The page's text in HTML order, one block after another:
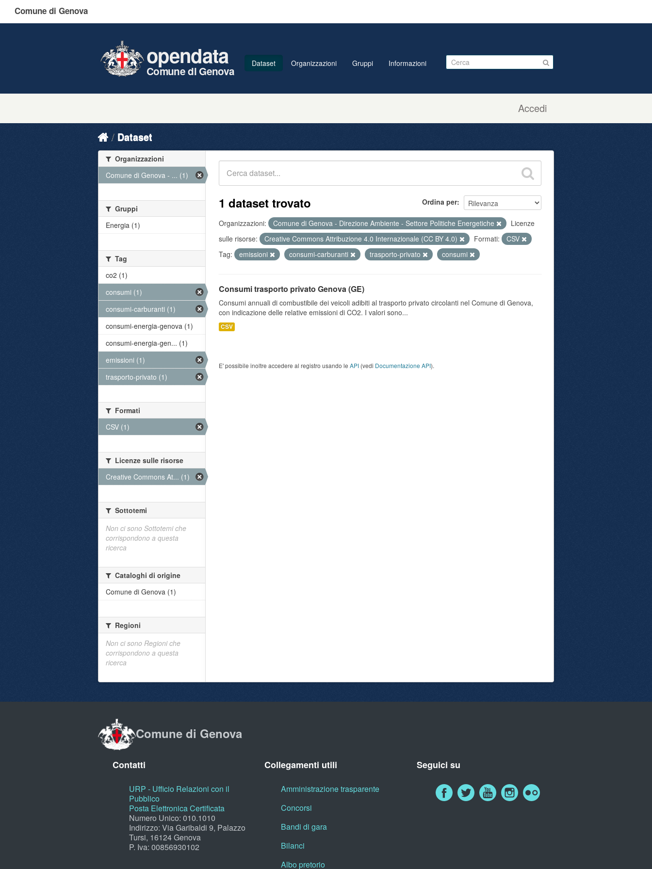
Comune di Genova
Accedi
opendata
Comune di Genova
Dataset Organizzazioni Gruppi Informazioni
Dataset
Ordina per
1 dataset trovato
Organizzazioni: Comune di Genova - Direzione Ambiente - Settore Politiche Energetiche
Licenze
sulle risorse:
Creative Commons Attribuzione 4.0 Internazionale (CC BY 4.0) Formati:
CSV
Tag:
emissioni consumi-carburanti trasporto-privato consumi
Consumi trasporto privato Genova (GE)
Consumi annuali di combustibile dei veicoli adibiti al trasporto privato circolanti nel Comune di Genova,
con indicazione delle relative emissioni di CO2. I valori sono...
CSV
E' possibile inoltre accedere al registro usando le API (vedi Documentazione API).
Organizzazioni
Comune di Genova - ... (1)
Gruppi
Energia (1)
Tag
co2 (1)
consumi (1)
consumi-carburanti (1)
consumi-energia-genova (1)
consumi-energia-gen... (1)
emissioni (1)
trasporto-privato (1)
Formati
CSV (1)
Licenze sulle risorse
Creative Commons At... (1)
Sottotemi
Non ci sono Sottotemi che
corrispondono a questa
ricerca
Cataloghi di origine
Comune di Genova (1)
Regioni
Non ci sono Regioni che
corrispondono a questa
ricerca
Comune di Genova
Contatti
URP - Ufficio Relazioni con il
Pubblico
Posta Elettronica Certificata
Numero Unico: 010.1010
Indirizzo: Via Garibaldi 9, Palazzo
Tursi, 16124 Genova
P. Iva: 00856930102
Collegamenti utili
Amministrazione trasparente
Concorsi
Bandi di gara
Bilanci
Albo pretorio
Seguici su